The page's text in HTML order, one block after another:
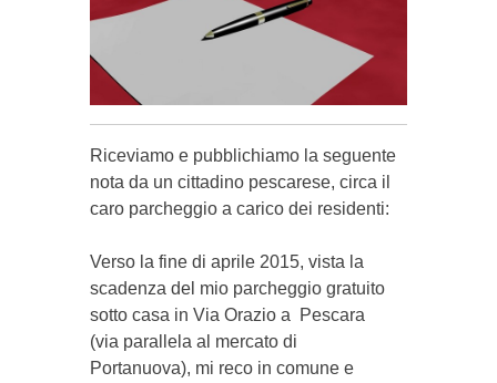
Riceviamo e pubblichiamo la seguente
nota da un cittadino pescarese, circa il
caro parcheggio a carico dei residenti:
Verso la fine di aprile 2015, vista la
scadenza del mio parcheggio gratuito
sotto casa in Via Orazio a Pescara
(via parallela al mercato di
Portanuova), mi reco in comune e